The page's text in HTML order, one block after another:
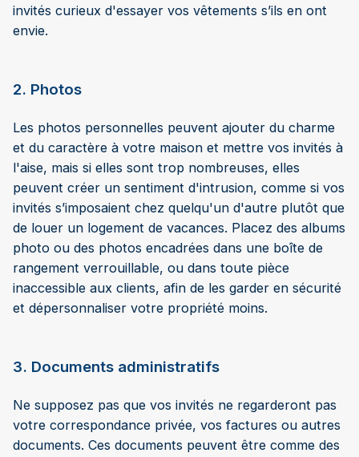
invités curieux d'essayer vos vêtements s’ils en ont
envie.
2. Photos
Les photos personnelles peuvent ajouter du charme
et du caractère à votre maison et mettre vos invités à
l'aise, mais si elles sont trop nombreuses, elles
peuvent créer un sentiment d'intrusion, comme si vos
invités s’imposaient chez quelqu'un d'autre plutôt que
de louer un logement de vacances. Placez des albums
photo ou des photos encadrées dans une boîte de
rangement verrouillable, ou dans toute pièce
inaccessible aux clients, afin de les garder en sécurité
et dépersonnaliser votre propriété moins.
3. Documents administratifs
Ne supposez pas que vos invités ne regarderont pas
votre correspondance privée, vos factures ou autres
documents. Ces documents peuvent être comme des